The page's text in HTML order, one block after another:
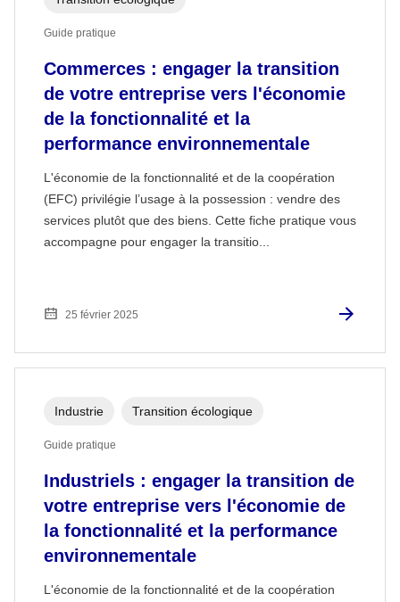
Commerces : engager la transition
de votre entreprise vers l'économie
de la fonctionnalité et la
performance environnementale
L'économie de la fonctionnalité et de la coopération
(EFC) privilégie l’usage à la possession : vendre des
services plutôt que des biens. Cette fiche pratique vous
accompagne pour engager la transitio...
Guide pratique
25 février 2025
Industriels : engager la transition de
votre entreprise vers l'économie de
la fonctionnalité et la performance
environnementale
L'économie de la fonctionnalité et de la coopération
Industrie Transition écologique
Guide pratique